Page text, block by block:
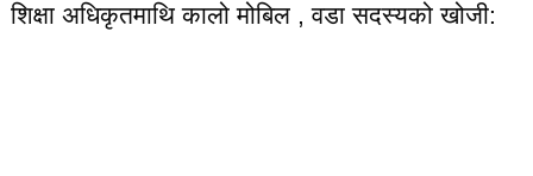
शिक्षा अधिकृतमाथि कालो मोबिल , वडा सदस्यको खोजी: